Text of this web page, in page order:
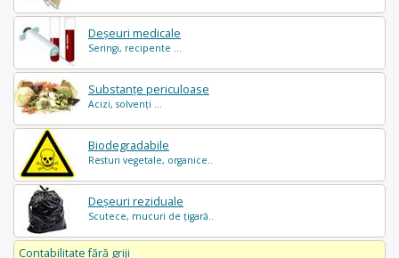
Deșeuri medicale
Seringi, recipente ...
Substanțe periculoase
Acizi, solvenți ...
Biodegradabile
Resturi vegetale, organice..
Deșeuri reziduale
Scutece, mucuri de țigară..
Contabilitate fără griji